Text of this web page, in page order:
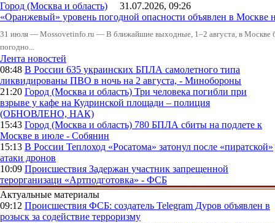
Город (Москва и область) 31.07.2026, 09:26
«Оранжевый» уровень погодной опасности объявлен в Москве
31 июля — Mossovetinfo.ru — В ближайшие выходные, 1–2 августа, в Москве
погодно...
Лента новостей
08:48 В России 635 украинских БПЛА самолетного типа
ликвидированы ПВО в ночь на 2 августа, - Минобороны
21:20 Город (Москва и область) Три человека погибли при
взрыве у кафе на Кудринской площади – полиция
(ОБНОВЛЕНО, НАК)
15:43 Город (Москва и область) 780 БПЛА сбиты на подлете к
Москве в июле - Собянин
15:13 В России Теплоход «Росатома» затонул после «пиратской»
атаки дронов
10:09 Происшествия Задержан участник запрещенной
терорганизаци «Артподготовка» - ФСБ
Актуальные материалы
09:12 Происшествия ФСБ: создатель Telegram Дуров объявлен в
розыск за содействие терроризму